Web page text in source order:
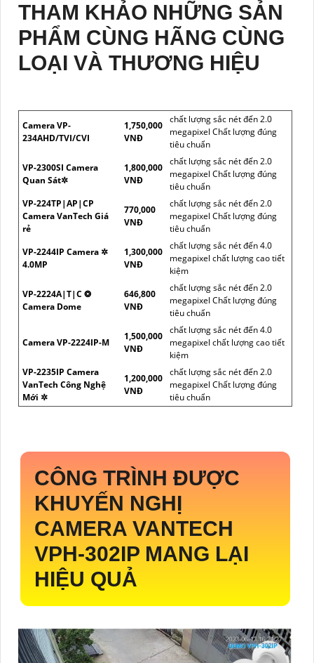
THAM KHẢO NHỮNG SẢN
PHẨM CÙNG HÃNG CÙNG
LOẠI VÀ THƯƠNG HIỆU
Camera VP-
234AHD/TVI/CVI
1,750,000
VNĐ
chất lượng sắc nét đến 2.0
megapixel Chất lượng đúng
tiêu chuẩn
VP-2300SI Camera
Quan Sát✲
1,800,000
VNĐ
chất lượng sắc nét đến 2.0
megapixel Chất lượng đúng
tiêu chuẩn
VP-224TP|AP|CP
Camera VanTech Giá
rẻ
770,000
VNĐ
chất lượng sắc nét đến 2.0
megapixel Chất lượng đúng
tiêu chuẩn
VP-2244IP Camera ✲
4.0MP
1,300,000
VNĐ
chất lượng sắc nét đến 4.0
megapixel chất lượng cao tiết
kiệm
VP-2224A|T|C ❂
Camera Dome
646,800
VNĐ
chất lượng sắc nét đến 2.0
megapixel Chất lượng đúng
tiêu chuẩn
Camera VP-2224IP-M
1,500,000
VNĐ
chất lượng sắc nét đến 4.0
megapixel chất lượng cao tiết
kiệm
VP-2235IP Camera
VanTech Công Nghệ
Mới ✲
1,200,000
VNĐ
chất lượng sắc nét đến 2.0
megapixel Chất lượng đúng
tiêu chuẩn
CÔNG TRÌNH ĐƯỢC
KHUYẾN NGHỊ
CAMERA VANTECH
VPH-302IP MANG LẠI
HIỆU QUẢ